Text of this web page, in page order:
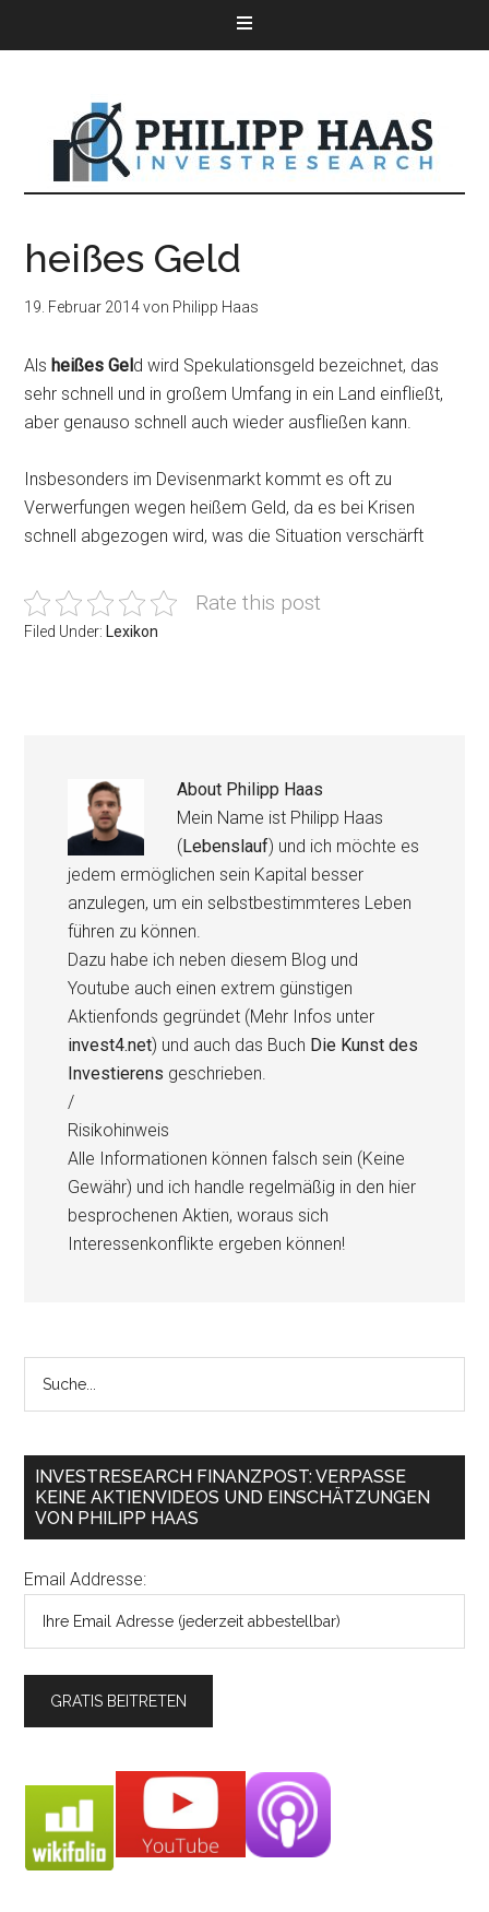
heißes Geld
19. Februar 2014von Philipp Haas
Alsheißes Geld wird Spekulationsgeld bezeichnet, das
sehr schnell und in großem Umfang in ein Land einfließt,
aber genauso schnell auch wieder ausfließen kann.
Insbesonders im Devisenmarkt kommt es oft zu
Verwerfungen wegen heißem Geld, da es bei Krisen
schnell abgezogen wird, was die Situation verschärft
Rate this post
Filed Under: Lexikon
About Philipp Haas
Mein Name ist Philipp Haas
(Lebenslauf) und ich möchte es
jedem ermöglichen sein Kapital besser
anzulegen, um ein selbstbestimmteres Leben
führen zu können.
Dazu habe ich neben diesem Blog und
Youtube auch einen extrem günstigen
Aktienfonds gegründet (Mehr Infos unter
invest4.net) und auch das Buch Die Kunst des
Investierens geschrieben.
/
Risikohinweis
Alle Informationen können falsch sein (Keine
Gewähr) und ich handle regelmäßig in den hier
besprochenen Aktien, woraus sich
Interessenkonflikte ergeben können!
INVESTRESEARCH FINANZPOST: VERPASSE
KEINE AKTIENVIDEOS UND EINSCHÄTZUNGEN
VON PHILIPP HAAS
Email Addresse: